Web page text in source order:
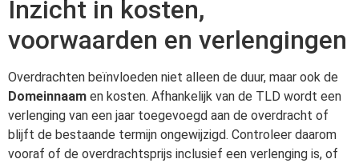
Inzicht in kosten,
voorwaarden en verlengingen
Overdrachten beïnvloeden niet alleen de duur, maar ook de
Domeinnaam en kosten. Afhankelijk van de TLD wordt een
verlenging van een jaar toegevoegd aan de overdracht of
blijft de bestaande termijn ongewijzigd. Controleer daarom
vooraf of de overdrachtsprijs inclusief een verlenging is, of